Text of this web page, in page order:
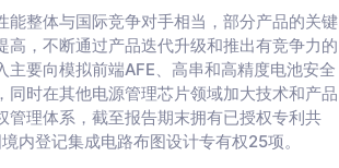
整体与国际竞争对手相当，部分产品的关键
，不断通过产品迭代升级和推出有竞争力的
要向模拟前端AFE、高串和高精度电池安全
时在其他电源管理芯片领域加大技术和产品
理体系，截至报告期末拥有已授权专利共
登记集成电路布图设计专有权25项。